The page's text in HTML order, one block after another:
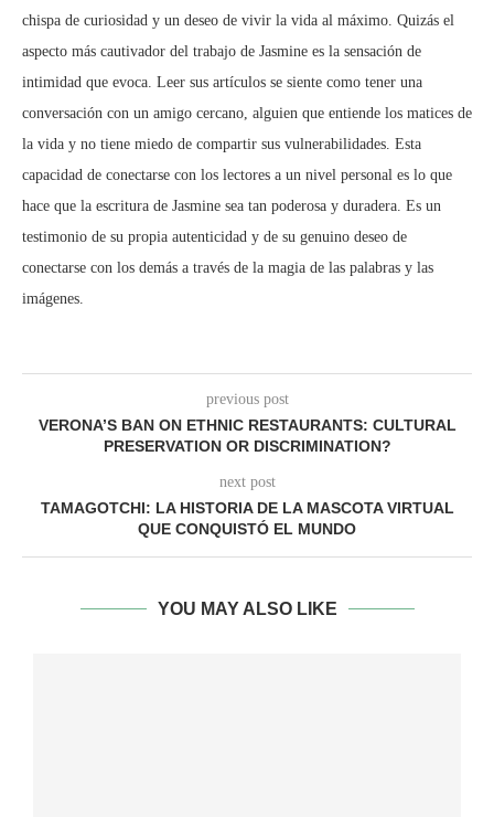
chispa de curiosidad y un deseo de vivir la vida al máximo. Quizás el
aspecto más cautivador del trabajo de Jasmine es la sensación de
intimidad que evoca. Leer sus artículos se siente como tener una
conversación con un amigo cercano, alguien que entiende los matices de
la vida y no tiene miedo de compartir sus vulnerabilidades. Esta
capacidad de conectarse con los lectores a un nivel personal es lo que
hace que la escritura de Jasmine sea tan poderosa y duradera. Es un
testimonio de su propia autenticidad y de su genuino deseo de
conectarse con los demás a través de la magia de las palabras y las
imágenes.
previous post
VERONA’S BAN ON ETHNIC RESTAURANTS: CULTURAL
PRESERVATION OR DISCRIMINATION?
next post
TAMAGOTCHI: LA HISTORIA DE LA MASCOTA VIRTUAL
QUE CONQUISTÓ EL MUNDO
YOU MAY ALSO LIKE